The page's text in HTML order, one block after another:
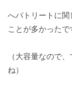
へパトリートに関
ことが多かったで
（大容量なので
ね）